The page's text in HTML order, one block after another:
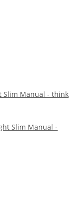
Slim Manual - think